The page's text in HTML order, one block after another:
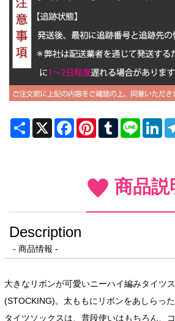
Share X FacebookPinterestTumblrLine
商品説
Description
- 商品情報 -
大きなリボンが可愛いニーハイ編みタイツ
(STOCKING)。太ももにリボンをあしらっ
タイツソックスは、普段使いはもちろん、